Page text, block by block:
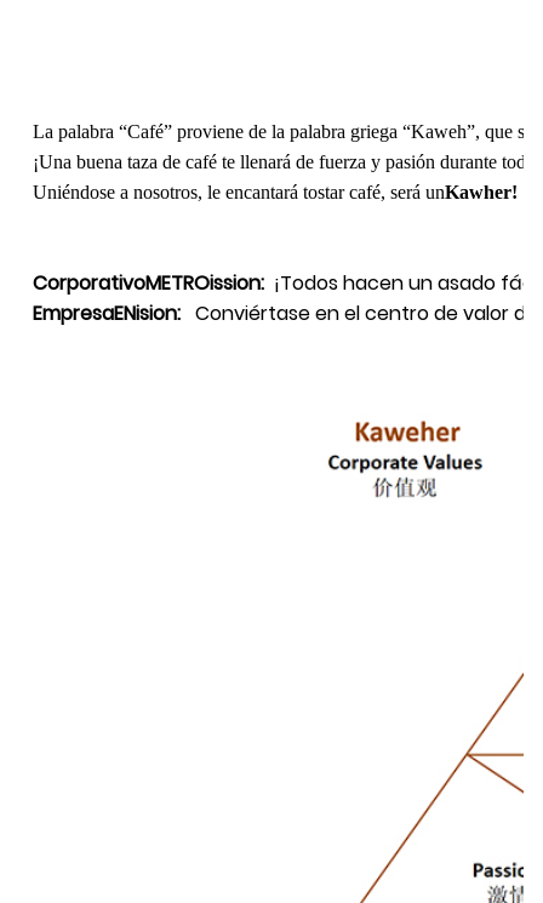
La palabra “Café” proviene de la palabra griega “Kaweh”, que
¡Una buena taza de café te llenará de fuerza y ​​pasión durante todo
Uniéndose a nosotros, le encantará tostar café, será unKawher!
CorporativoMETROission: ¡Todos hacen un asado
EmpresaENision: Conviértase en el centro de valor de